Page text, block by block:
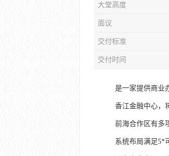
大堂高度
面议
交付标准
交付时间
是一家提供商业
香江金融中心，
前海合作区有多
系统布局满足5*